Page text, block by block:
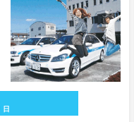
に！】 オンデマンド学科を
日